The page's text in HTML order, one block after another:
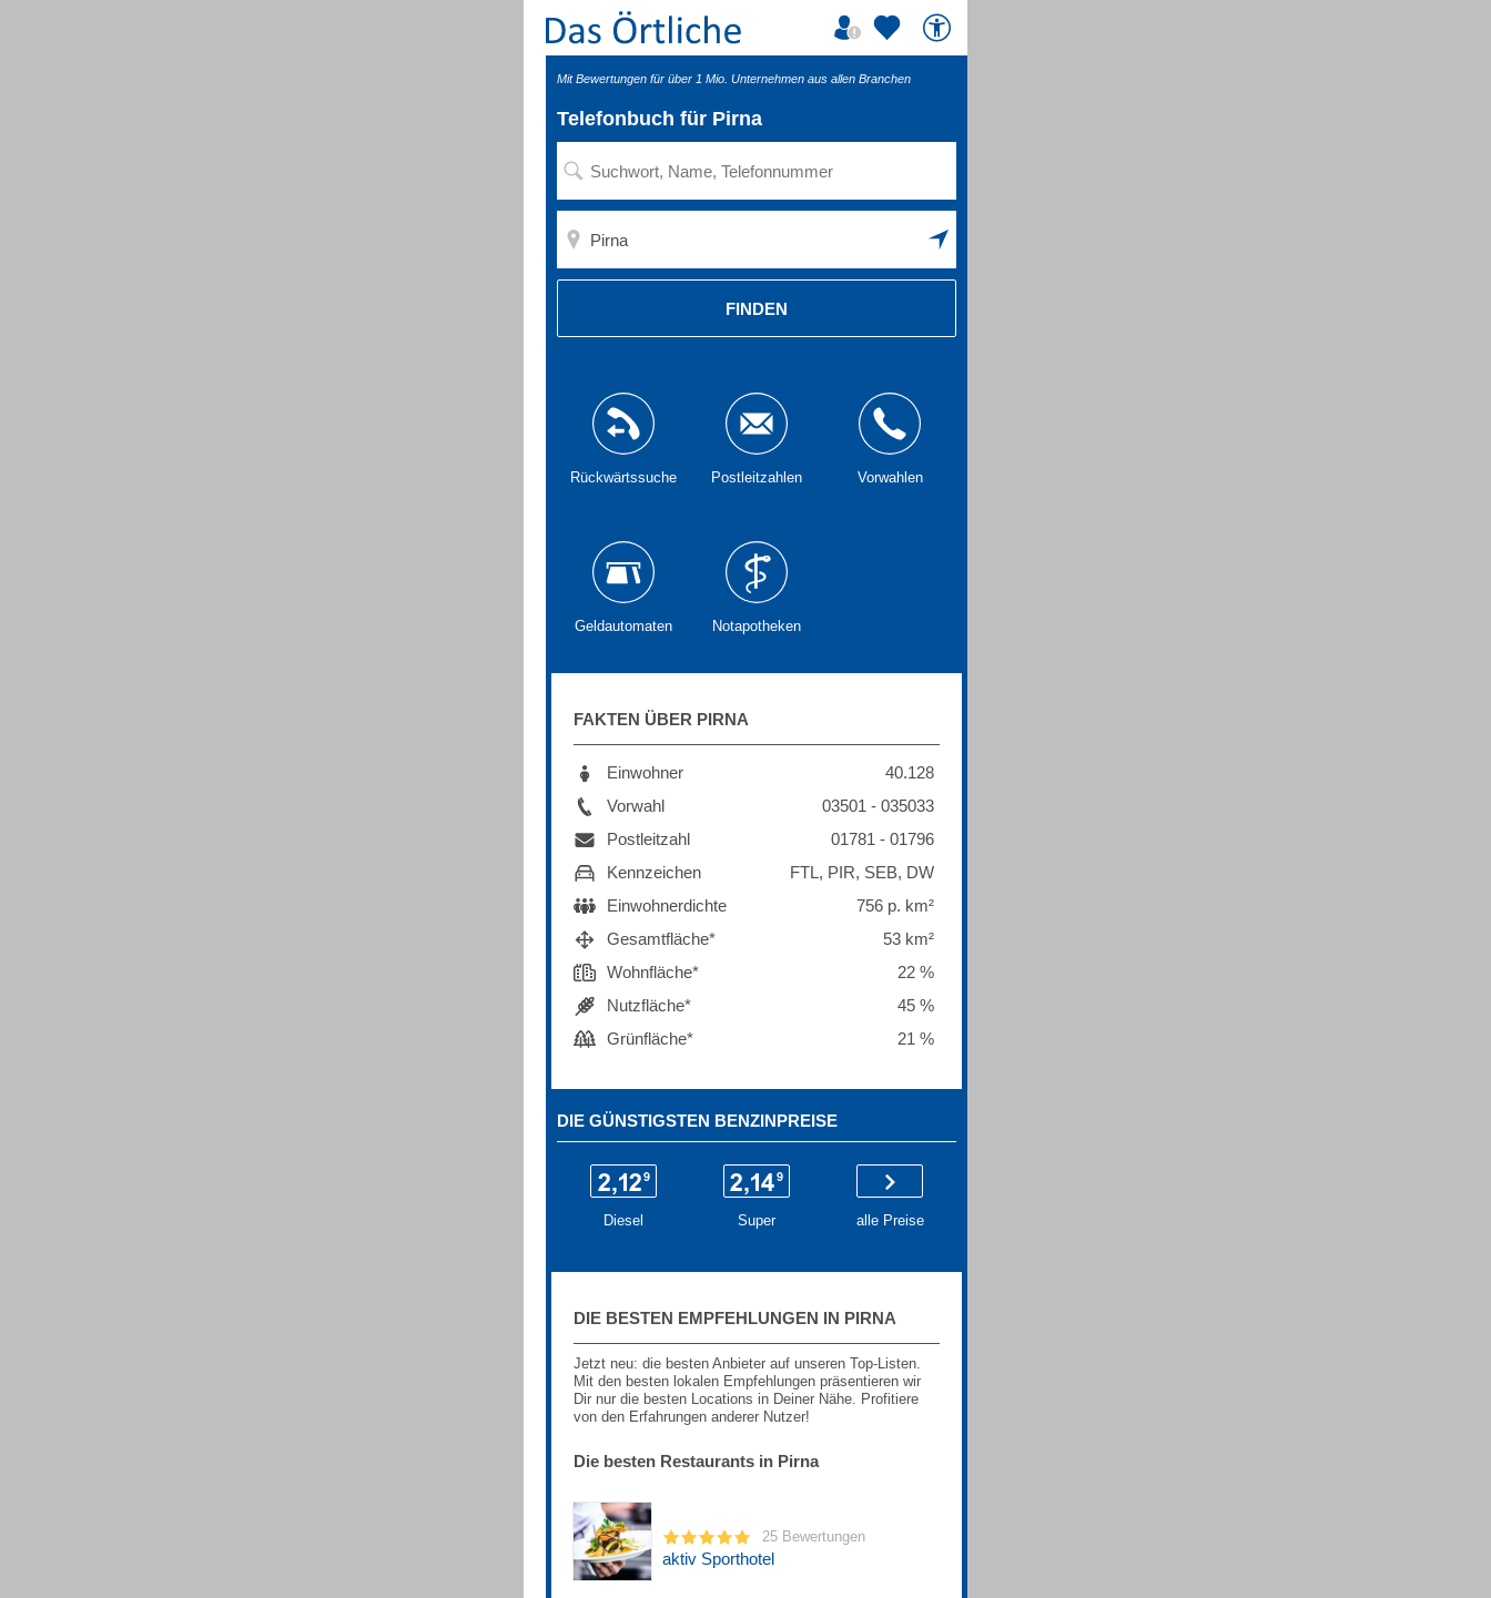
Mit Bewertungen für über 1 Mio. Unternehmen aus allen Branchen
Telefonbuch für Pirna
FINDEN
Rückwärtssuche Postleitzahlen Vorwahlen
Geldautomaten Notapotheken
FAKTEN ÜBER PIRNA
Einwohner
40.128
Vorwahl
03501 - 035033
Postleitzahl
01781 - 01796
Kennzeichen
FTL, PIR, SEB, DW
Einwohnerdichte
756 p. km²
Gesamtfläche*
53 km²
Wohnfläche*
22 %
Nutzfläche*
45 %
Grünfläche*
21 %
DIE GÜNSTIGSTEN BENZINPREISE
Diesel Super alle Preise
DIE BESTEN EMPFEHLUNGEN IN PIRNA
Jetzt neu: die besten Anbieter auf unseren Top-Listen.
Mit den besten lokalen Empfehlungen präsentieren wir
Dir nur die besten Locations in Deiner Nähe. Profitiere
von den Erfahrungen anderer Nutzer!
Die besten Restaurants in Pirna
25 Bewertungen
aktiv Sporthotel